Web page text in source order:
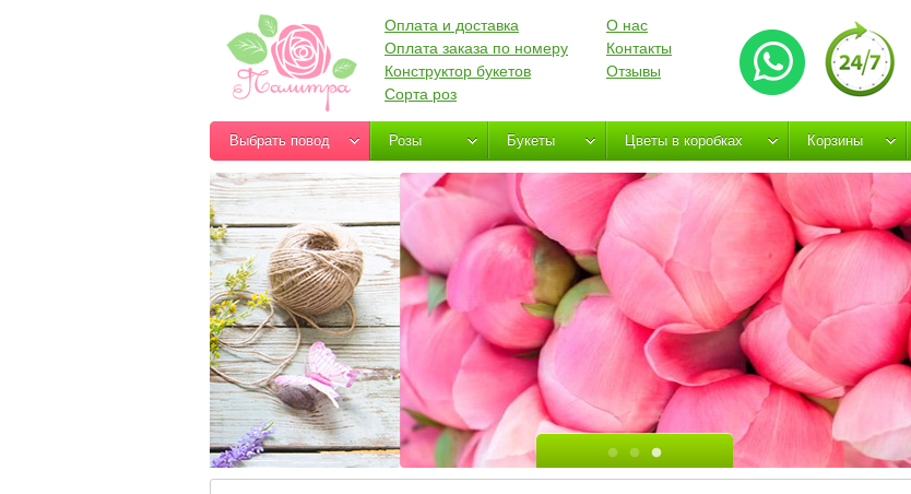
Оплата и доставка
Оплата заказа по номеру
Конструктор букетов
Сорта роз
О нас
Контакты
Отзывы
Выбрать повод Розы Букеты Цветы в коробках Корзины